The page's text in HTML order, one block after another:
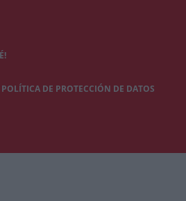
DE PROTECCIÓN DE DATOS